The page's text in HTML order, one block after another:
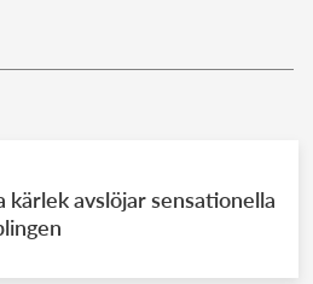
kärlek avslöjar sensationella